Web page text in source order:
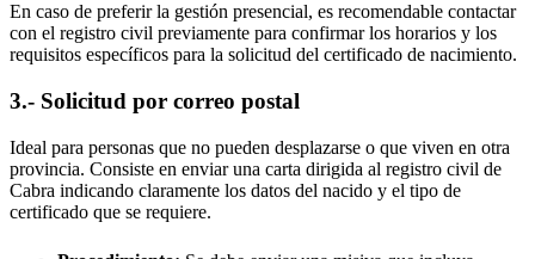
En caso de preferir la gestión presencial, es recomendable contactar
con el registro civil previamente para confirmar los horarios y los
requisitos específicos para la solicitud del certificado de nacimiento.
3.- Solicitud por correo postal
Ideal para personas que no pueden desplazarse o que viven en otra
provincia. Consiste en enviar una carta dirigida al registro civil de
Cabra indicando claramente los datos del nacido y el tipo de
certificado que se requiere.